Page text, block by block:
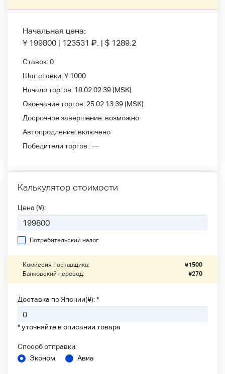
Начальная цена:
¥ 199800 | 123531 ₽. | $ 1289.2
Ставок:0
Шаг ставки:¥ 1000
Начало торгов: 18.02 02:39(MSK)
Окончание торгов: 25.02 13:39(MSK)
Досрочное завершение: возможно
Автопродление: включено
Победители
торгов :—
Калькулятор стоимости
Цена (¥):
Потребительский налог
Комиссия поставщика: ¥1500
Банковский перевод:
¥270
Доставка по Японии(¥): *
* уточняйте в описании товара
Способ отправки:
Эконом
Авиа